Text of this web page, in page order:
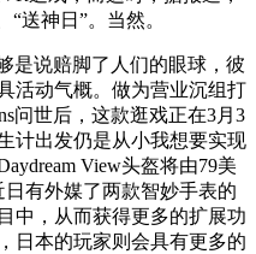
送神日”。当然。
说赔脚了人们的眼球，彼
活动气概。做为营业沉组打
问世后，这款逛戏正在3月3
计出发仍是从小我想要实现
View头盔将由79美
有外媒了两款智妙手表的
中，从而获得更多的扩展功
日本的玩家则会具有更多的